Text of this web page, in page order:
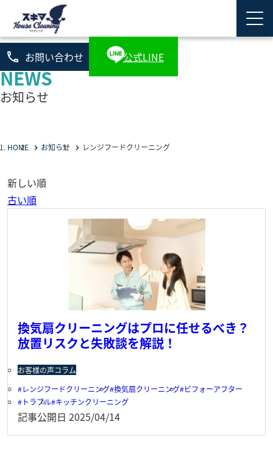
NEWS
お知らせ
HOME お知らせ レンジフードクリーニング
新しい順
古い順
換気扇クリーニングはプロに任せるべき？
放置リスクと失敗談を解説！
お客様の声コラム
レンジフードクリーニング 換気扇クリーニング ビフォーアフター
トラブル キッチンクリーニング
記事公開日 2025/04/14
phone お問い合わせ 公式LINE